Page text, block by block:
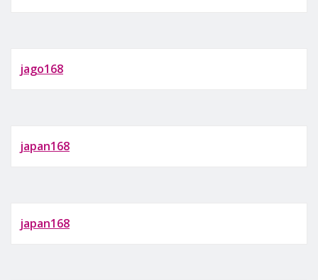
jago168
japan168
japan168